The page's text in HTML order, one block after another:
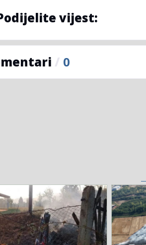
vijest:
/ 0